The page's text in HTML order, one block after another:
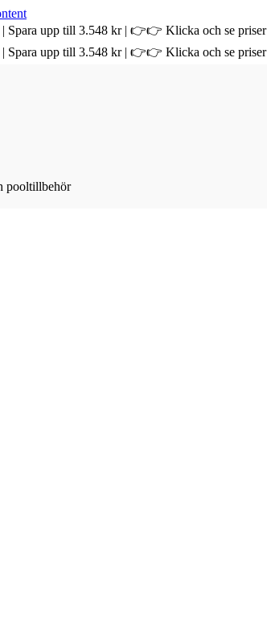
upp till 3.548 kr | 👉👉 Klicka och se priser
upp till 3.548 kr | 👉👉 Klicka och se priser
pooltillbehör